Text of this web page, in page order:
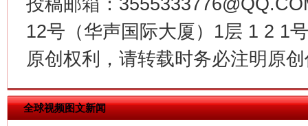
12号（华声国际大厦）1层 1 2 1
原创权利，请转载时务必注明原
全球视频图文新闻